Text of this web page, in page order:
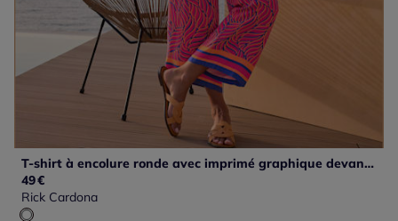
T-shirt à encolure ronde avec imprimé graphique devant et manches courtes
49€
Rick Cardona